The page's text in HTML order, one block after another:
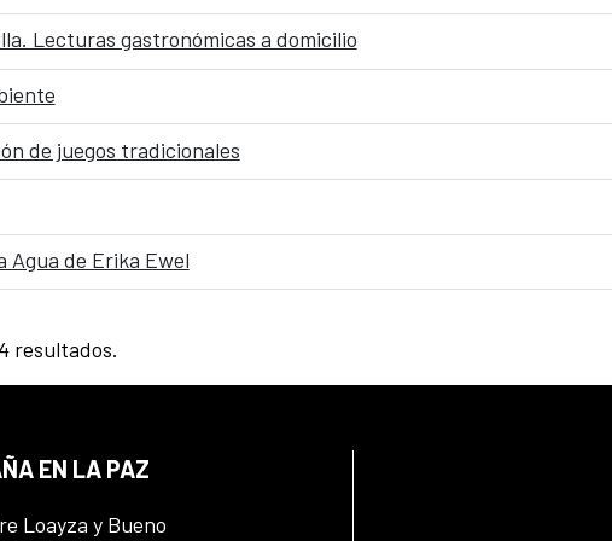
Lecturas gastronómicas a domicilio
de juegos tradicionales
Agua de Erika Ewel
resultados.
EN LA PAZ
Loayza y Bueno